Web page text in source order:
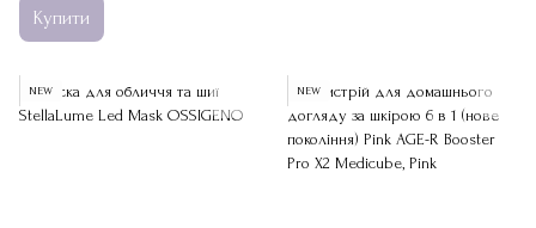
Купити
NEW NEW